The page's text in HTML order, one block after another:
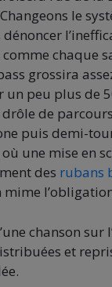
le
comme chaque
grossira
peu plus de
de
puis demi-
une mise en
des rubans
mime
chanson sur
et